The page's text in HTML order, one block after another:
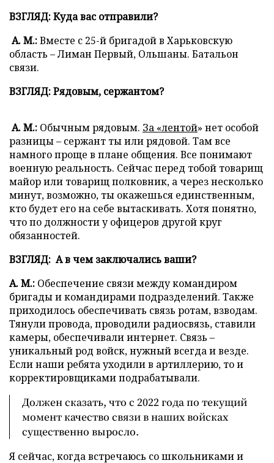
ВЗГЛЯД: Куда вас отправили?
А. М.:Вместе с 25-й бригадой в Харьковскую
область – Лиман Первый, Ольшаны. Батальон
связи.
ВЗГЛЯД: Рядовым, сержантом?
А. М.: Обычным рядовым. За «лентой» нет особой
разницы – сержант ты или рядовой. Там все
намного проще в плане общения. Все понимают
военную реальность. Сейчас перед тобой товарищ
майор или товарищ полковник, а через несколько
минут, возможно, ты окажешься единственным,
кто будет его на себе вытаскивать. Хотя понятно,
что по должности у офицеров другой круг
обязанностей.
ВЗГЛЯД: А в чем заключались ваши?
А. М.: Обеспечение связи между командиром
бригады и командирами подразделений. Также
приходилось обеспечивать связь ротам, взводам.
Тянули провода, проводили радиосвязь, ставили
камеры, обеспечивали интернет. Связь –
уникальный род войск, нужный всегда и везде.
Если наши ребята уходили в артиллерию, то и
корректировщиками подрабатывали.
Должен сказать, что с 2022 года по текущий
момент качество связи в наших войсках
существенно выросло.
Я сейчас, когда встречаюсь со школьниками и